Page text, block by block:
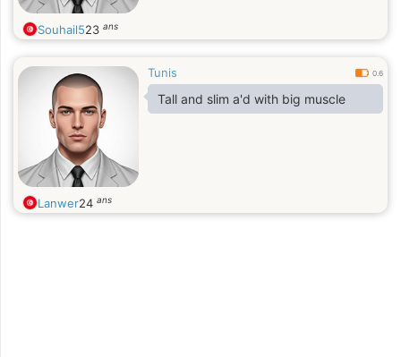
Souhail523 ans
Tunis 0.6
Tall and slim a'd with big muscle
Lanwer24 ans